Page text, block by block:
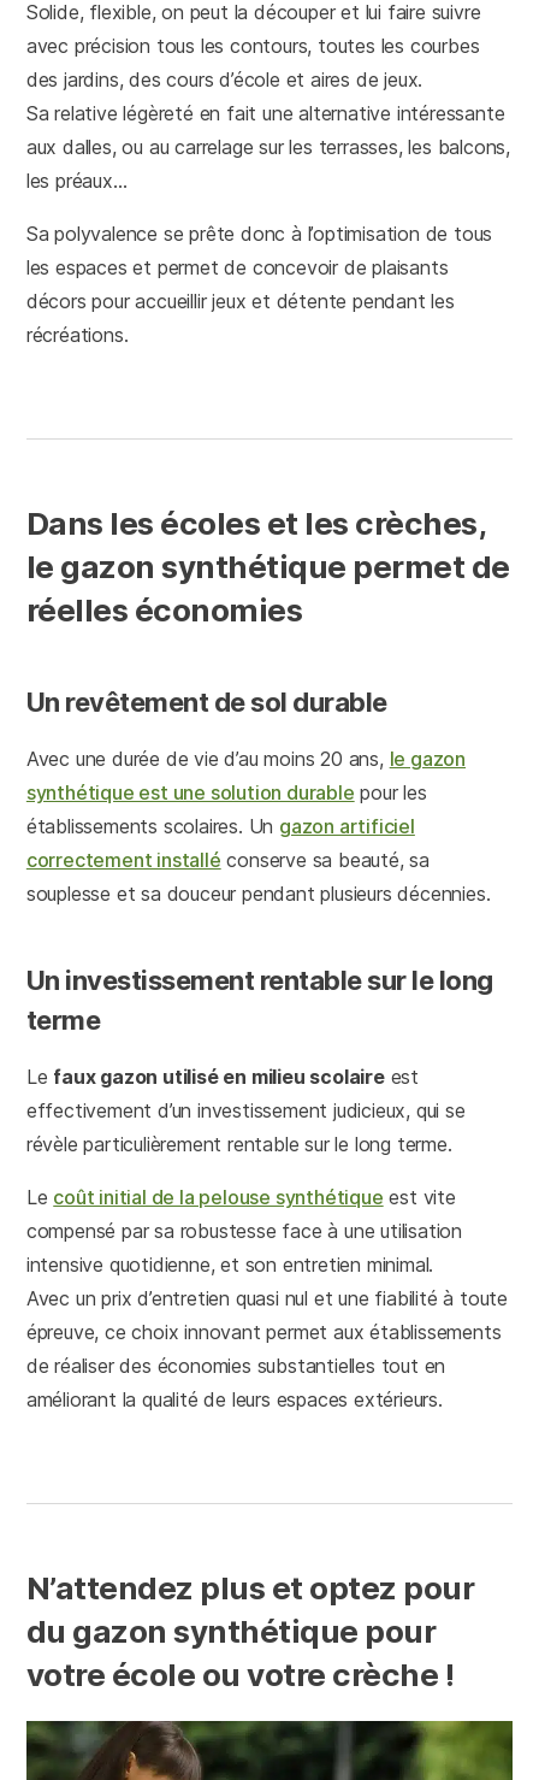
Solide, flexible, on peut la découper et lui faire suivre
avec précision tous les contours, toutes les courbes
des jardins, des cours d’école et aires de jeux.
Sa relative légèreté en fait une alternative intéressante
aux dalles, ou au carrelage sur les terrasses, les balcons,
les préaux…
Sa polyvalence se prête donc à l’optimisation de tous
les espaces et permet de concevoir de plaisants
décors pour accueillir jeux et détente pendant les
récréations.
Dans les écoles et les crèches,
le gazon synthétique permet de
réelles économies
Un revêtement de sol durable
Avec une durée de vie d’au moins 20 ans, le gazon
synthétique est une solution durable pour les
établissements scolaires. Un gazon artificiel
correctement installé conserve sa beauté, sa
souplesse et sa douceur pendant plusieurs décennies.
Un investissement rentable sur le long
terme
Le faux gazon utilisé en milieu scolaireest
effectivement d’un investissement judicieux, qui se
révèle particulièrement rentable sur le long terme.
Le coût initial de la pelouse synthétique est vite
compensé par sa robustesse face à une utilisation
intensive quotidienne, et son entretien minimal.
Avec un prix d’entretien quasi nul et une fiabilité à toute
épreuve, ce choix innovant permet aux établissements
de réaliser des économies substantielles tout en
améliorant la qualité de leurs espaces extérieurs.
N’attendez plus et optez pour
du gazon synthétique pour
votre école ou votre crèche !